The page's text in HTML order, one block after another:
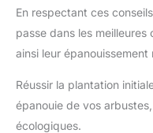
En respectant ces
passe dans les
ainsi leur épanouissement
Réussir la plantation
épanouie de vos
écologiques.